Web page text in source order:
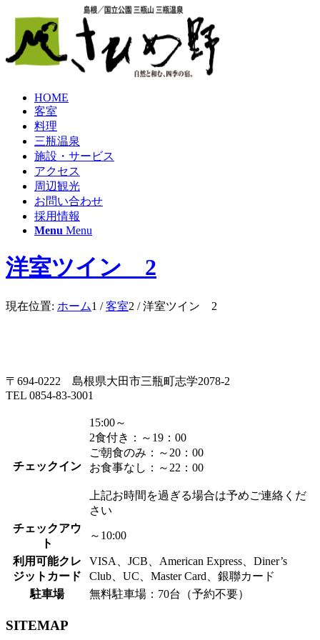
HOME
客室
料理
三瓶温泉
施設・サービス
アクセス
周辺観光
お問い合わせ
採用情報
Menu Menu
洋室ツイン 2
現在位置: ホーム1 / 客室2 / 洋室ツイン 2
〒694-0222 島根県大田市三瓶町志学2078-2
TEL 0854-83-3001
チェックイン
15:00～
2食付き：～19：00
ご朝食のみ：～20：00
お食事なし：～22：00
上記お時間を過ぎる場合は予めご連絡くだ
さい
チェックアウ
ト
～10:00
利用可能クレ
ジットカード
VISA、JCB、American Express、Diner’s
Club、UC、Master Card、銀聯カード
駐車場
無料駐車場：70台（予約不要）
SITEMAP